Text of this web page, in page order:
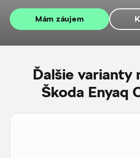
Mám záujem
Ďalšie varianty
Škoda Enyaq